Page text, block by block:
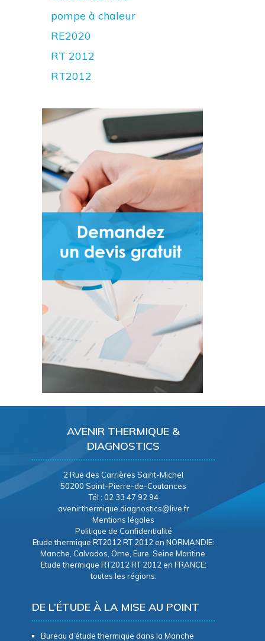
pompe à chaleur
RE2020
RT 2012
RT2012
AVENIR THERMIQUE &
DIAGNOSTICS
2 Rue des Carrières Saint-Michel
50200 Saint-Pierre-de-Coutances
Tél : 02 33 47 92 94
avenirthermique.diagnostics@live.fr
Mentions légales
Politique de Confidentialité
Etude thermique RT2012 RT 2012 en NORMANDIE:
Manche, Calvados, Orne, Eure, Seine Maritine.
Etude thermique RT2012 RT 2012 en FRANCE:
toutes les régions.
DE L’ÉTUDE À LA MISE AU POINT
Bureau d’étude thermique dans la Manche